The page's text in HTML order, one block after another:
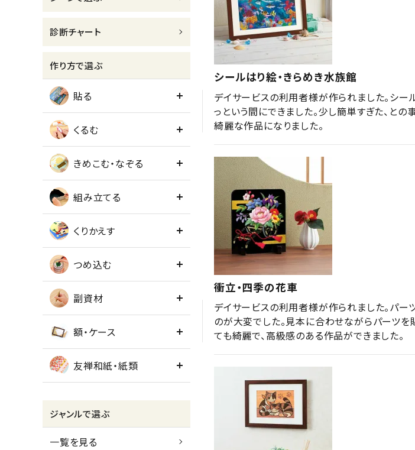
ログイン person
診断チャート
作り方で選ぶ
貼る
くるむ
きめこむ・なぞる
組み立てる
くりかえす
つめ込む
副資材
額・ケース
友禅和紙・紙類
ジャンルで選ぶ
一覧を見る
シールはり絵・きらめき水族館
デイサービスの利用者様が作られました。シー
っという間にできました。少し簡単すぎた、と
綺麗な作品になりました。
衝立・四季の花車
デイサービスの利用者様が作られました。パー
のが大変でした。見本に合わせながらパーツを
ても綺麗で、高級感のある作品ができました。